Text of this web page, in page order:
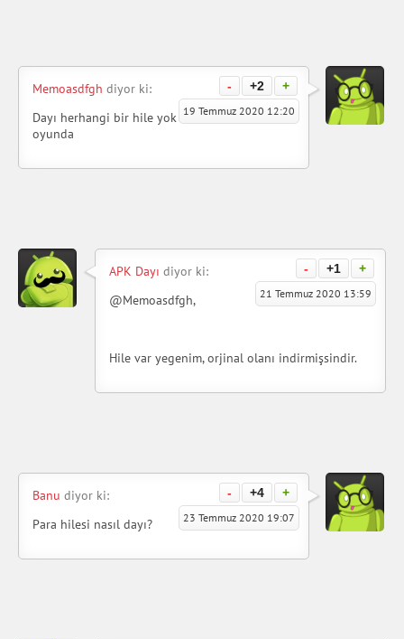
- +2 +
Memoasdfgh diyor ki:
19 Temmuz 2020 12:20
Dayı herhangi bir hile yok
oyunda
- +1 +
APK Dayı diyor ki:
21 Temmuz 2020 13:59
@Memoasdfgh,
Hile var yegenim, orjinal olanı indirmişsindir.
- +4 +
Banu diyor ki:
23 Temmuz 2020 19:07
Para hilesi nasıl dayı?